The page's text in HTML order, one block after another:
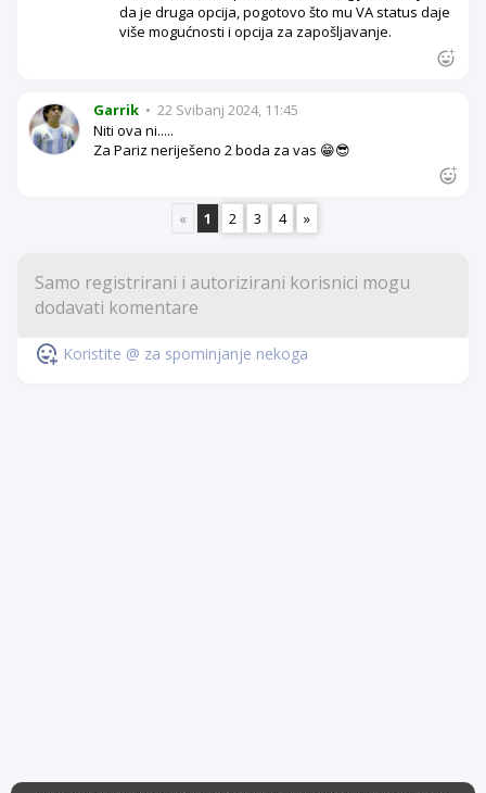
da je druga opcija, pogotovo što mu VA status daje
više mogućnosti i opcija za zapošljavanje.
Garrik • 22 Svibanj 2024, 11:45
Niti ova ni.....
Za Pariz neriješeno 2 boda za vas 😁😎
« 1 2 3 4 »
Koristite @ za spominjanje nekoga